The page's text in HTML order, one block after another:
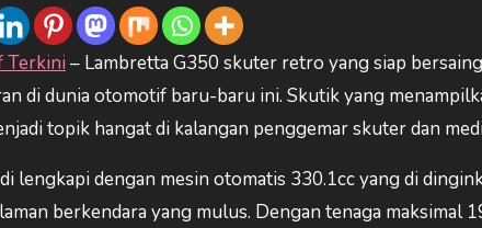
Terkini– Lambretta G350 skuter retro yang siap
di dunia otomotif baru-baru ini. Skutik yang
topik hangat di kalangan penggemar skuter dan
lengkapi dengan mesin otomatis 330.1cc yang di
berkendara yang mulus. Dengan tenaga maksimal